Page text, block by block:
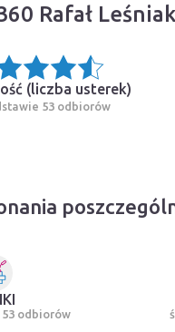
Rafał
(liczba usterek)
53 odbiorów
odbiorów